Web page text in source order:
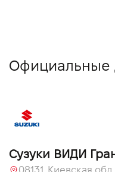
Официальные
Сузуки ВИДИ